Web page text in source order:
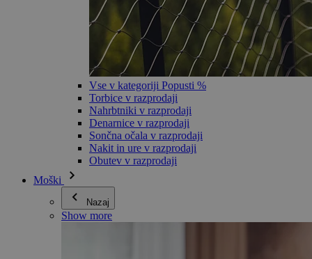
Vse v kategoriji Popusti %
Torbice v razprodaji
Nahrbtniki v razprodaji
Denarnice v razprodaji
Sončna očala v razprodaji
Nakit in ure v razprodaji
Obutev v razprodaji
Moški
Nazaj
Show more